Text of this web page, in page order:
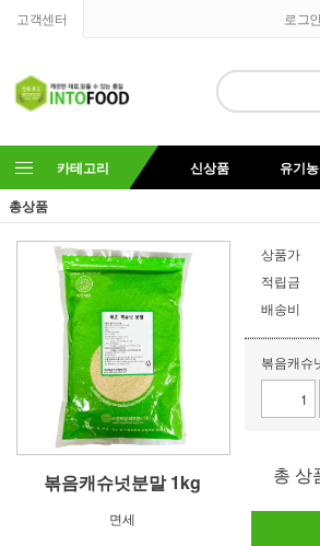
고객센터 로그인
카테고리 신상품 유기
총상품
볶음캐슈넛분말 1kg
면세
상품가
적립금
배송비
볶음캐슈
총 상